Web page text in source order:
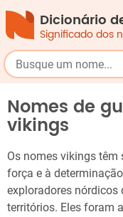
Dicionário
Significado dos
Nomes de
vikings
Os nomes vikings
força e à
exploradores nórdicos
territórios. Eles foram